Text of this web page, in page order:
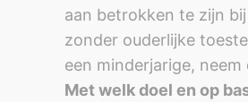
aan betrokken te zijn
zonder ouderlijke
een minderjarige,
Met welk doel en op